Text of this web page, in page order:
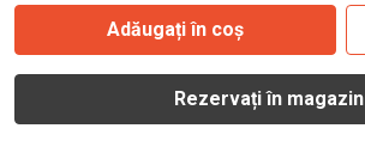
Adăugați în coș
Rezervați în magazin